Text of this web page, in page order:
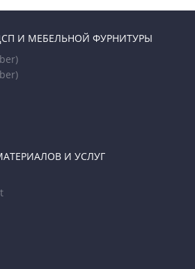
И МЕБЕЛЬНОЙ ФУРНИТУРЫ
И УСЛУГ